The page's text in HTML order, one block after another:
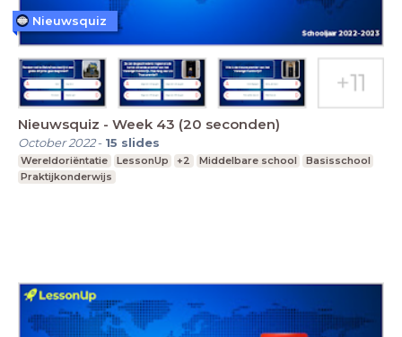
Nieuwsquiz - Week 43 (20 seconden)
October 2022- 15 slides
Wereldoriëntatie LessonUp +2 Middelbare school
Basisschool
Praktijkonderwijs
Nieuwsquiz